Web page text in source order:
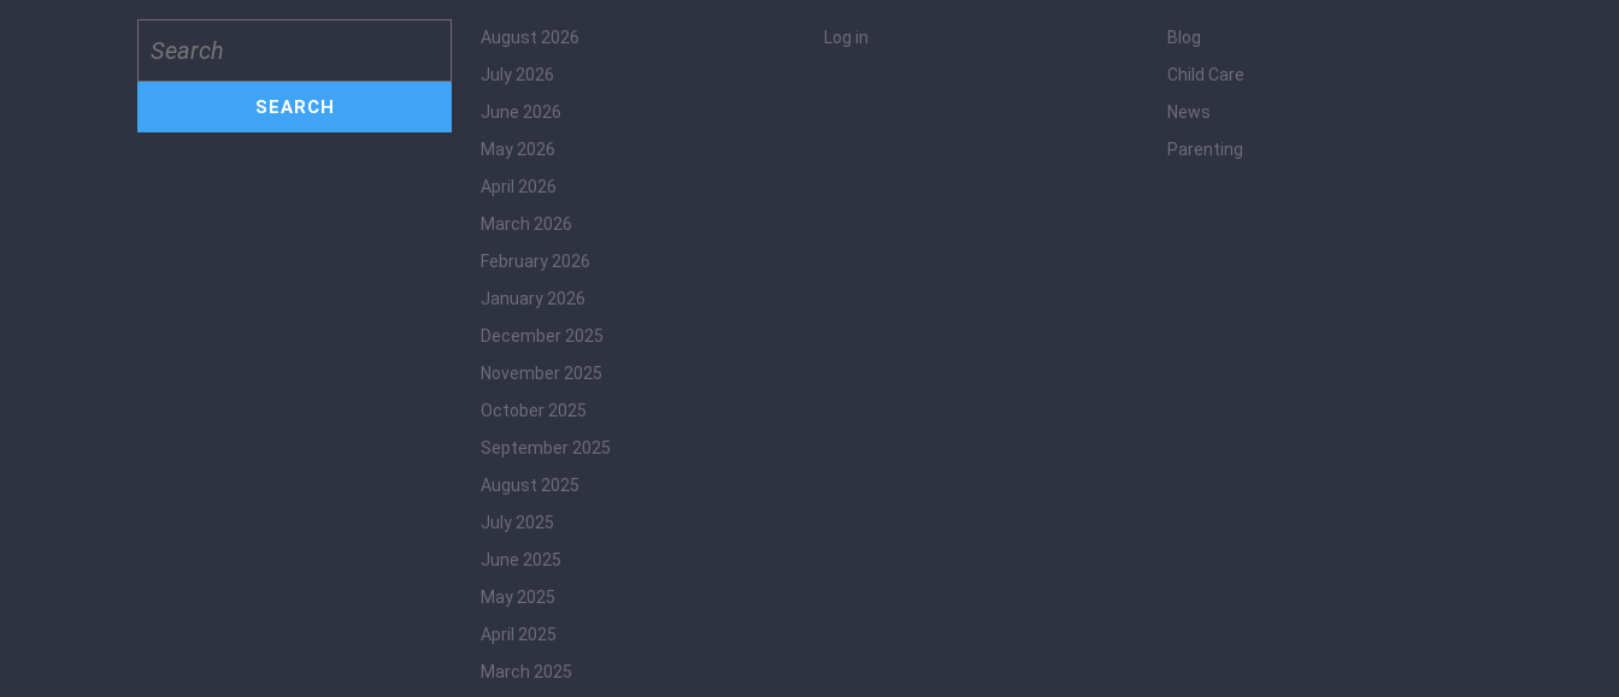
for:
August 2026
July 2026
June 2026
May 2026
April 2026
March 2026
February 2026
January 2026
December 2025
November 2025
October 2025
September 2025
August 2025
July 2025
June 2025
May 2025
April 2025
March 2025
Log in
Blog
Child Care
News
Parenting